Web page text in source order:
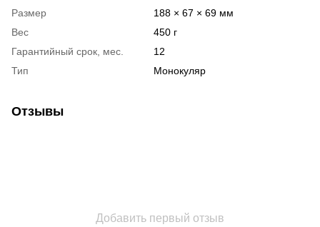
Размер
188 × 67 × 69 мм
Вес
450 г
Гарантийный срок, мес.
12
Тип
Монокуляр
Отзывы
Добавить первый отзыв